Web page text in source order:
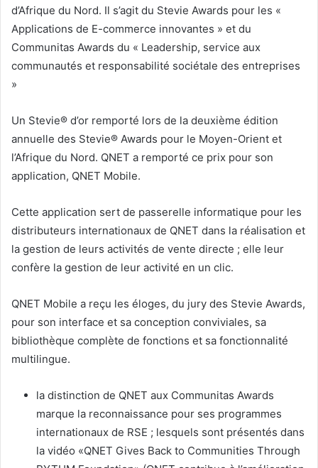
d’Afrique du Nord. Il s’agit du Stevie Awards pour les «
Applications de E-commerce innovantes » et du
Communitas Awards du « Leadership, service aux
communautés et responsabilité sociétale des entreprises
»
Un Stevie® d’or remporté lors de la deuxième édition
annuelle des Stevie® Awards pour le Moyen-Orient et
l’Afrique du Nord. QNET a remporté ce prix pour son
application, QNET Mobile.
Cette application sert de passerelle informatique pour les
distributeurs internationaux de QNET dans la réalisation et
la gestion de leurs activités de vente directe ; elle leur
confère la gestion de leur activité en un clic.
QNET Mobile a reçu les éloges, du jury des Stevie Awards,
pour son interface et sa conception conviviales, sa
bibliothèque complète de fonctions et sa fonctionnalité
multilingue.
la distinction de QNET aux Communitas Awards
marque la reconnaissance pour ses programmes
internationaux de RSE ; lesquels sont présentés dans
la vidéo «QNET Gives Back to Communities Through